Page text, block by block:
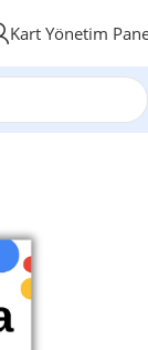
Kart Yönetim